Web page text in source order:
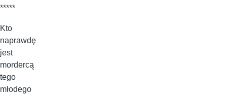
*****
Kto
naprawdę
jest
mordercą
tego
młodego